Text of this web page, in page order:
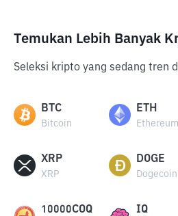
Temukan Lebih Banyak
Seleksi kripto yang sedang tren
BTC
Bitcoin
ETH
Ethereum
XRP
XRP
DOGE
Dogecoin
10000COQ IQ